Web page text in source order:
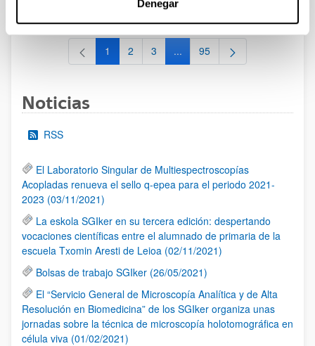
Denegar
al 30/07/2026 (ambos incluídos)
Página
1 Página
2 Página
3 ...Páginas intermedias Use TAB
Página
95
Noticias
RSS
El Laboratorio Singular de Multiespectroscopías
Acopladas renueva el sello q-epea para el periodo 2021-
2023 (03/11/2021)
La eskola SGIker en su tercera edición: despertando
vocaciones científicas entre el alumnado de primaria de la
escuela Txomin Aresti de Leioa (02/11/2021)
Bolsas de trabajo SGIker (26/05/2021)
El “Servicio General de Microscopía Analítica y de Alta
Resolución en Biomedicina” de los SGIker organiza unas
jornadas sobre la técnica de microscopía holotomográfica en
célula viva (01/02/2021)